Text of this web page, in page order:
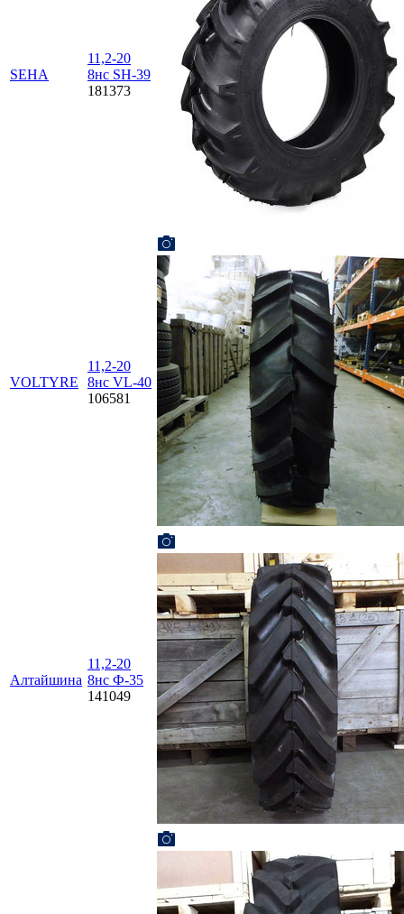
SEHA
11,2-20
8нс SH-39
181373
VOLTYRE
11,2-20
8нс VL-40
106581
Алтайшина
11,2-20
8нс Ф-35
141049